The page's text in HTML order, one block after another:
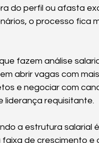
do perfil ou afasta
o processo fica
fazem análise
abrir vagas com
e negociar com
liderança requisitante.
a estrutura salarial
de crescimento e